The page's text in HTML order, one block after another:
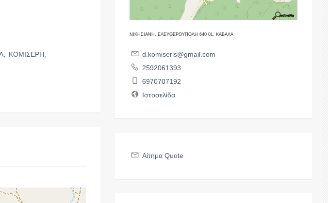
ΚΟΜΙΣΕΡΗ,
ΝΙΚΗΣΙΑΝΗ, ΕΛΕΥΘΕΡΟΥΠΟΛΗ 640 01, ΚΑΒΑΛΑ
d.komiseris@gmail.com
2592061393
6970707192
Ιστοσελίδα
Αίτημα Quote